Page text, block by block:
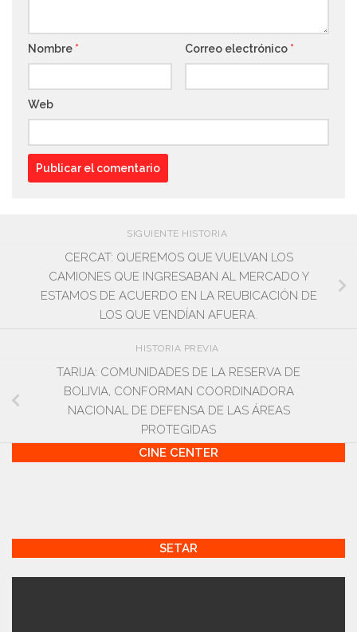
Nombre * Correo electrónico *
Web
SIGUIENTE HISTORIA
CERCAT: QUEREMOS QUE VUELVAN LOS
CAMIONES QUE INGRESABAN AL MERCADO Y
ESTAMOS DE ACUERDO EN LA REUBICACIÓN DE
LOS QUE VENDÍAN AFUERA.
HISTORIA PREVIA
TARIJA: COMUNIDADES DE LA RESERVA DE
BOLIVIA, CONFORMAN COORDINADORA
NACIONAL DE DEFENSA DE LAS ÁREAS
PROTEGIDAS
CINE CENTER
SETAR